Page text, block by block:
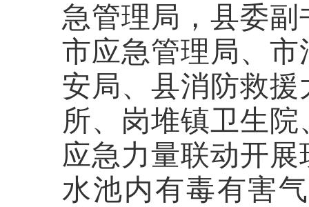
急管理局，县委
市应急管理局、
安局、县消防救
所、岗堆镇卫生
应急力量联动开
水池内有毒有害